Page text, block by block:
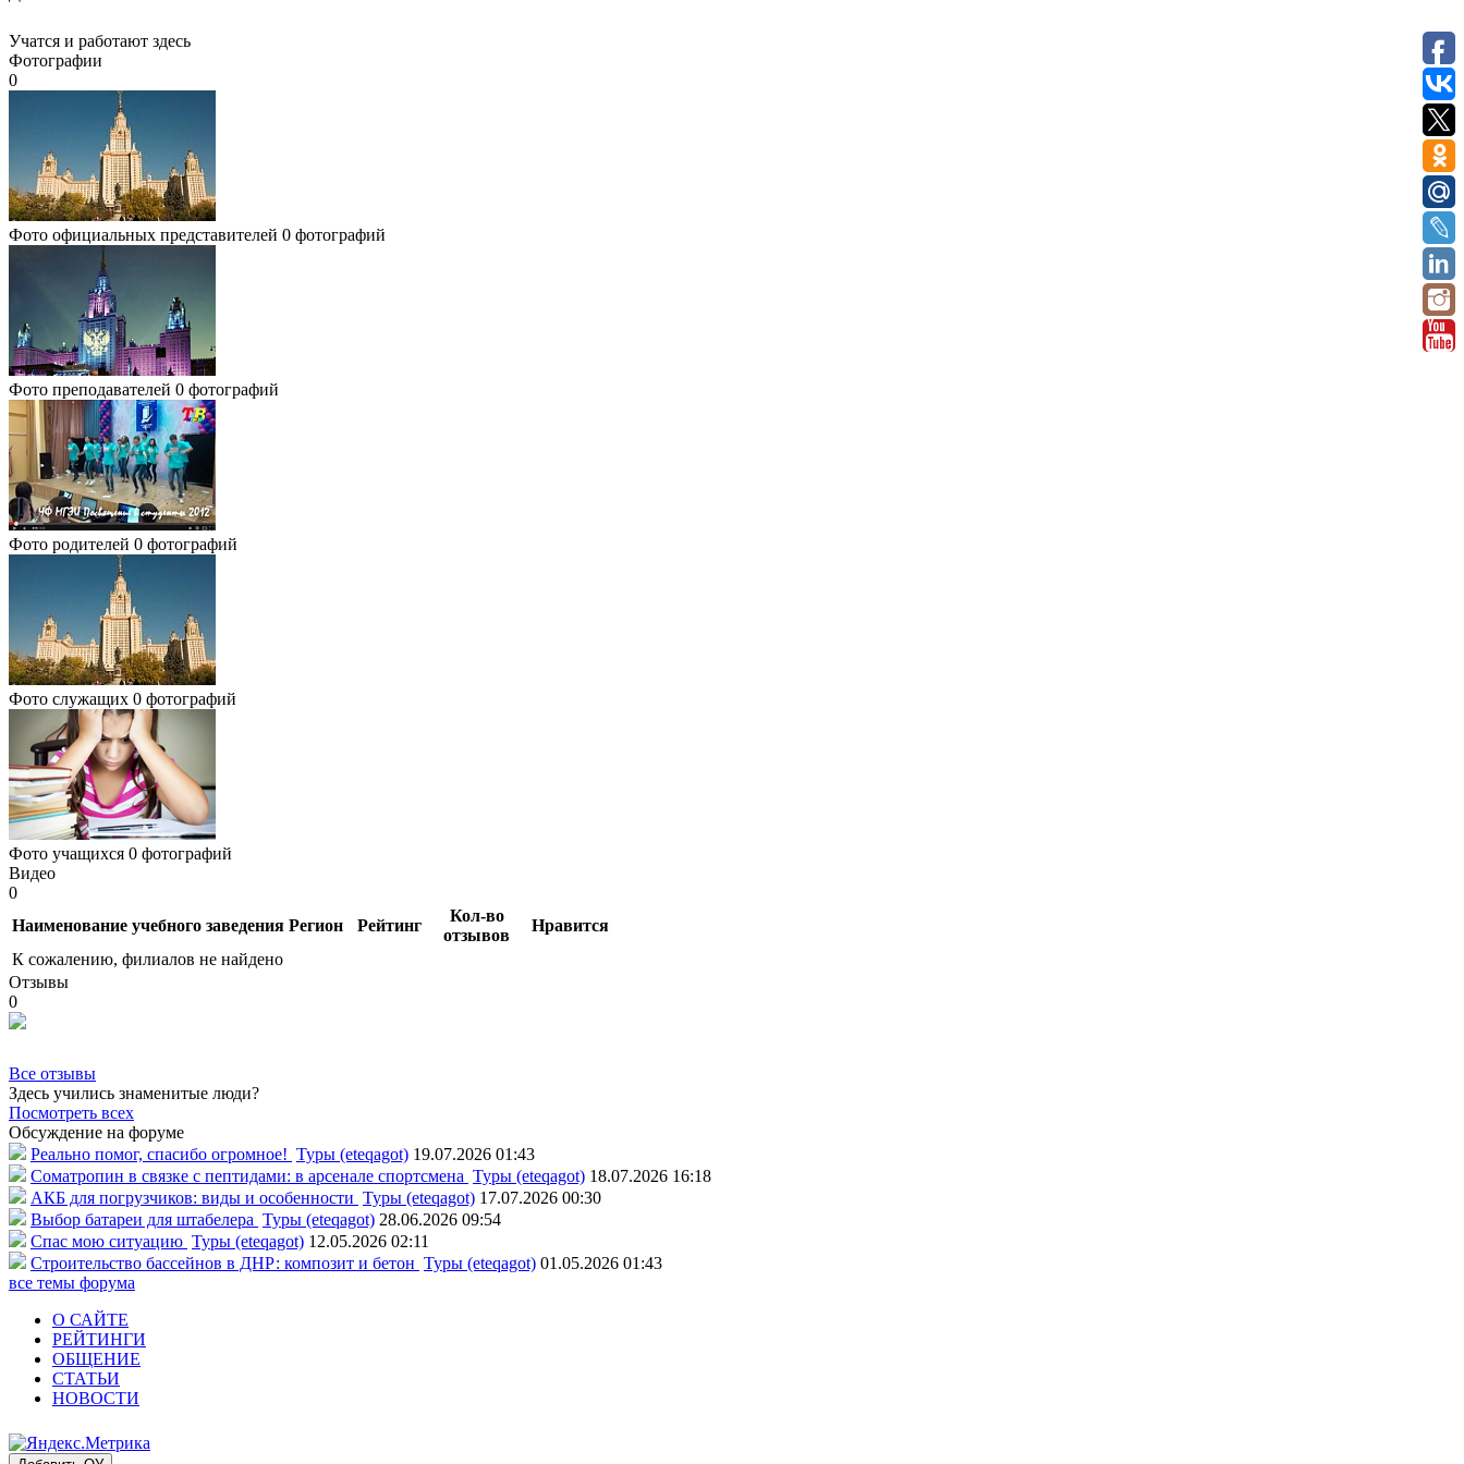
Учатся и работают здесь
Фотографии
0
Фото официальных представителей 0 фотографий
Фото преподавателей 0 фотографий
Фото родителей 0 фотографий
Фото служащих 0 фотографий
Фото учащихся 0 фотографий
Видео
0
Наименование учебного заведения Регион Рейтинг
Кол-во
отзывов
Нравится
К сожалению, филиалов не найдено
Отзывы
0
Все отзывы
Здесь учились знаменитые люди?
Посмотреть всех
Обсуждение на форуме
Реально помог, спасибо огромное! Туры (eteqagot) 19.07.2026 01:43
Соматропин в связке с пептидами: в арсенале спортсмена Туры (eteqagot) 18.07.2026 16:18
АКБ для погрузчиков: виды и особенности Туры (eteqagot) 17.07.2026 00:30
Выбор батареи для штабелера Туры (eteqagot) 28.06.2026 09:54
Спас мою ситуацию Туры (eteqagot) 12.05.2026 02:11
Строительство бассейнов в ДНР: композит и бетон Туры (eteqagot) 01.05.2026 01:43
все темы форума
О САЙТЕ
РЕЙТИНГИ
ОБЩЕНИЕ
СТАТЬИ
НОВОСТИ